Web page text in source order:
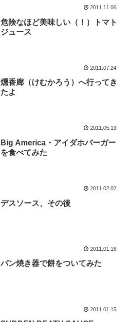
2011.11.06
危険なほど美味しい（！）トマト
ジュース
2011.07.24
燻香廊（けむかろう）へ行ってき
たよ
2011.05.19
Big America・アイダホバーガー
を食べてみた
2011.02.02
デスソース、その後
2011.01.16
パン焼き器で餅をついてみた
2011.01.15